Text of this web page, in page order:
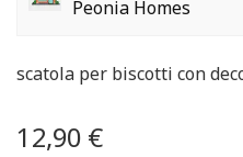
Peonia Homes
scatola per biscotti con
12,90 €